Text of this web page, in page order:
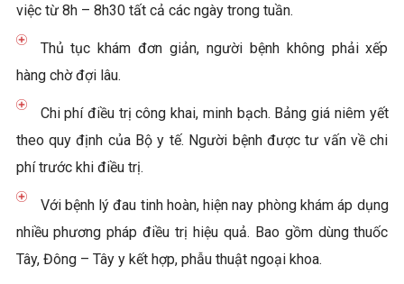
việc từ 8h – 8h30 tất cả các ngày trong tuần.
Thủ tục khám đơn giản, người bệnh không phải xếp
hàng chờ đợi lâu.
Chi phí điều trị công khai, minh bạch. Bảng giá niêm yết
theo quy định của Bộ y tế. Người bệnh được tư vấn về chi
phí trước khi điều trị.
Với bệnh lý đau tinh hoàn, hiện nay phòng khám áp dụng
nhiều phương pháp điều trị hiệu quả. Bao gồm dùng thuốc
Tây, Đông – Tây y kết hợp, phẫu thuật ngoại khoa.